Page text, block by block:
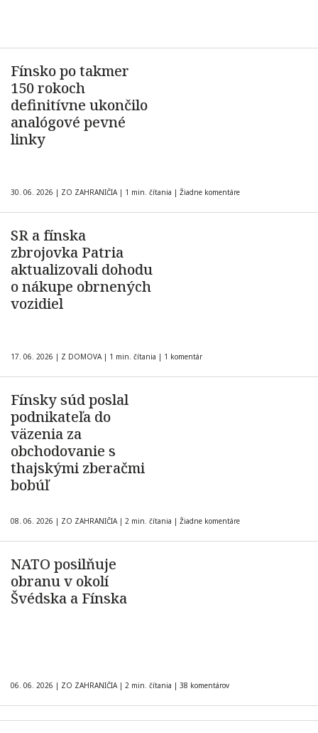
Fínsko po takmer
150 rokoch
definitívne ukončilo
analógové pevné
linky
30. 06. 2026 | ZO ZAHRANIČIA | 1 min. čítania | Žiadne komentáre
SR a fínska
zbrojovka Patria
aktualizovali dohodu
o nákupe obrnených
vozidiel
17. 06. 2026 | Z DOMOVA | 1 min. čítania | 1 komentár
Fínsky súd poslal
podnikateľa do
väzenia za
obchodovanie s
thajskými zberačmi
bobúľ
08. 06. 2026 | ZO ZAHRANIČIA | 2 min. čítania | Žiadne komentáre
NATO posilňuje
obranu v okolí
Švédska a Fínska
06. 06. 2026 | ZO ZAHRANIČIA | 2 min. čítania | 38 komentárov